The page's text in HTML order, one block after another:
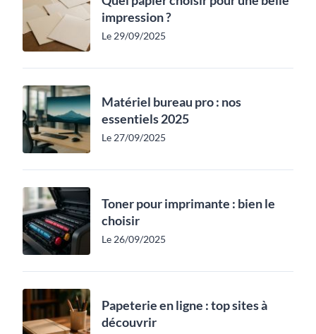
impression ?
Le 29/09/2025
Matériel bureau pro : nos
essentiels 2025
Le 27/09/2025
Toner pour imprimante : bien le
choisir
Le 26/09/2025
Papeterie en ligne : top sites à
découvrir